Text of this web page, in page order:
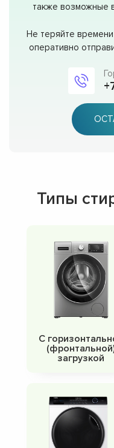
также возможные
Не теряйте
оперативно
Типы
С
загрузкой